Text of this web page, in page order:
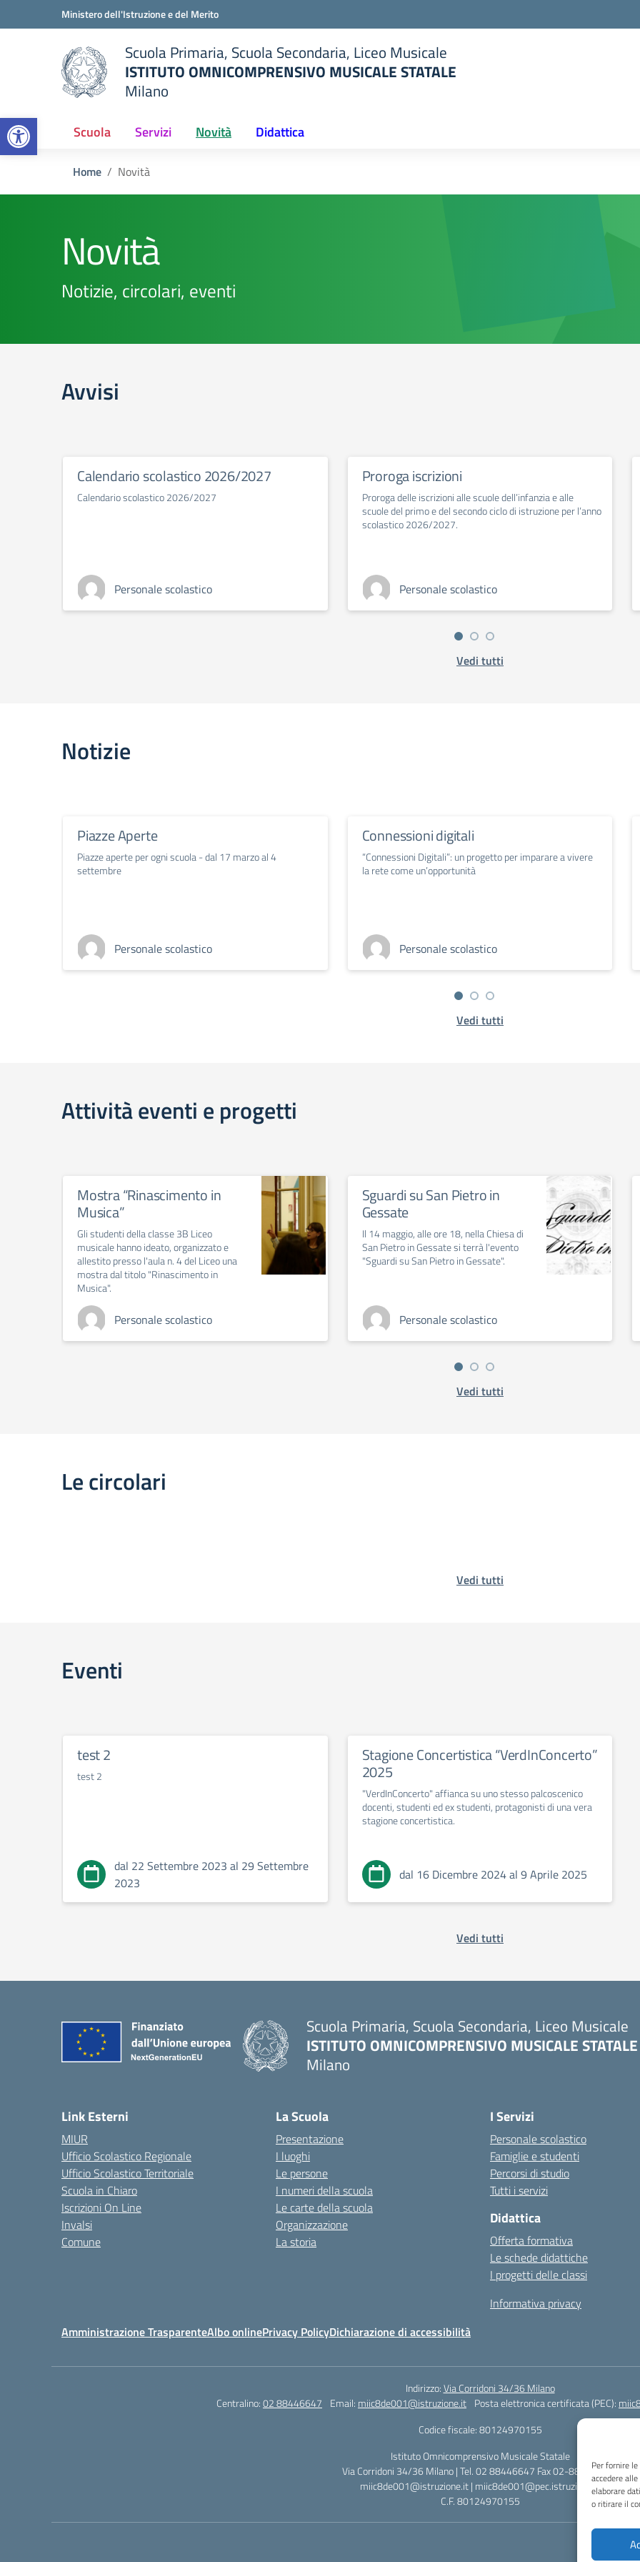
Open toolbar
Per fornire
accedere
elaborare
o ritirare il
Vai ai contenuti
Vai al menu di navigazioneMinistero dell'Istruzione e del Merito
scuola
Scuola Primaria, Scuola Secondaria, Liceo Musicale
ISTITUTO OMNICOMPRENSIVO MUSICALE STATALE
Milano
Scuola Servizi Novità Didattica
Home Novità
Novità
Notizie, circolari, eventi
Avvisi
Calendario scolastico 2026/2027
Calendario scolastico 2026/2027
Personale scolastico
Proroga iscrizioni
Proroga delle iscrizioni alle scuole dell’infanzia e alle
scuole del primo e del secondo ciclo di istruzione per l’anno
scolastico 2026/2027.
Personale scolastico
Vedi tutti
Notizie
Piazze Aperte
Piazze aperte per ogni scuola - dal 17 marzo al 4
settembre
Personale scolastico
Connessioni digitali
“Connessioni Digitali”: un progetto per imparare a vivere
la rete come un’opportunità
Personale scolastico
Vedi tutti
Attività eventi e progetti
Mostra “Rinascimento in
Musica”
Gli studenti della classe 3B Liceo
musicale hanno ideato, organizzato e
allestito presso l'aula n. 4 del Liceo una
mostra dal titolo "Rinascimento in
Musica".
Personale scolastico
Sguardi su San Pietro in
Gessate
Il 14 maggio, alle ore 18, nella Chiesa di
San Pietro in Gessate si terrà l'evento
"Sguardi su San Pietro in Gessate".
Personale scolastico
Vedi tutti
Le circolari
Vedi tutti
Eventi
test 2
test 2
dal 22 Settembre 2023 al 29 Settembre
2023
Stagione Concertistica “VerdInConcerto”
2025
"VerdInConcerto" affianca su uno stesso palcoscenico
docenti, studenti ed ex studenti, protagonisti di una vera
stagione concertistica.
dal 16 Dicembre 2024 al 9 Aprile 2025
Vedi tutti
Scuola Primaria, Scuola Secondaria, Liceo Musicale
ISTITUTO OMNICOMPRENSIVO MUSICALE STATALE
Milano
Link Esterni
MIUR
Ufficio Scolastico Regionale
Ufficio Scolastico Territoriale
Scuola in Chiaro
Iscrizioni On Line
Invalsi
Comune
La Scuola
Presentazione
I luoghi
Le persone
I numeri della scuola
Le carte della scuola
Organizzazione
La storia
I Servizi
Personale scolastico
Famiglie e studenti
Percorsi di studio
Tutti i servizi
Didattica
Offerta formativa
Le schede didattiche
I progetti delle classi
Informativa privacy
Amministrazione TrasparenteAlbo onlinePrivacy PolicyDichiarazione di accessibilità
Indirizzo:Via Corridoni 34/36 Milano
Centralino:02 88446647 Email: miic8de001@istruzione.it Posta elettronica certificata (PEC):
Codice fiscale: 80124970155
Istituto Omnicomprensivo Musicale Statale
Via Corridoni 34/36 Milano | Tel. 02 88446647 Fax 02-88.440.328
miic8de001@istruzione.it | miic8de001@pec.istruzione.it
C.F. 80124970155